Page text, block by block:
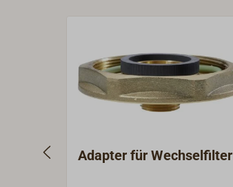
Adapter für Wechselfilter